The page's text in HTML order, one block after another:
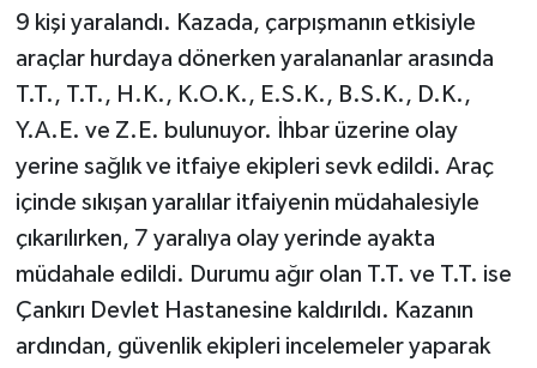
9 kişi yaralandı. Kazada, çarpışmanın etkisiyle
araçlar hurdaya dönerken yaralananlar arasında
T.T., T.T., H.K., K.O.K., E.S.K., B.S.K., D.K.,
Y.A.E. ve Z.E. bulunuyor. İhbar üzerine olay
yerine sağlık ve itfaiye ekipleri sevk edildi. Araç
içinde sıkışan yaralılar itfaiyenin müdahalesiyle
çıkarılırken, 7 yaralıya olay yerinde ayakta
müdahale edildi. Durumu ağır olan T.T. ve T.T. ise
Çankırı Devlet Hastanesine kaldırıldı. Kazanın
ardından, güvenlik ekipleri incelemeler yaparak